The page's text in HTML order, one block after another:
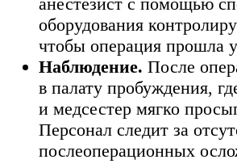
оборудования
чтобы операция прошла
Наблюдение. После
в палату пробуждения,
и медсестер мягко
Персонал следит за
послеоперационных